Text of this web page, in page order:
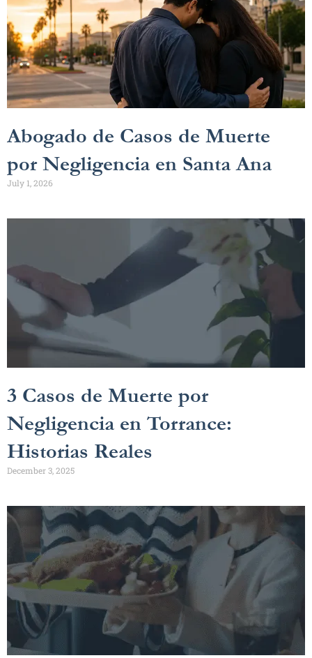
Abogado de Casos de Muerte
por Negligencia en Santa Ana
July 1, 2026
3 Casos de Muerte por
Negligencia en Torrance:
Historias Reales
December 3, 2025